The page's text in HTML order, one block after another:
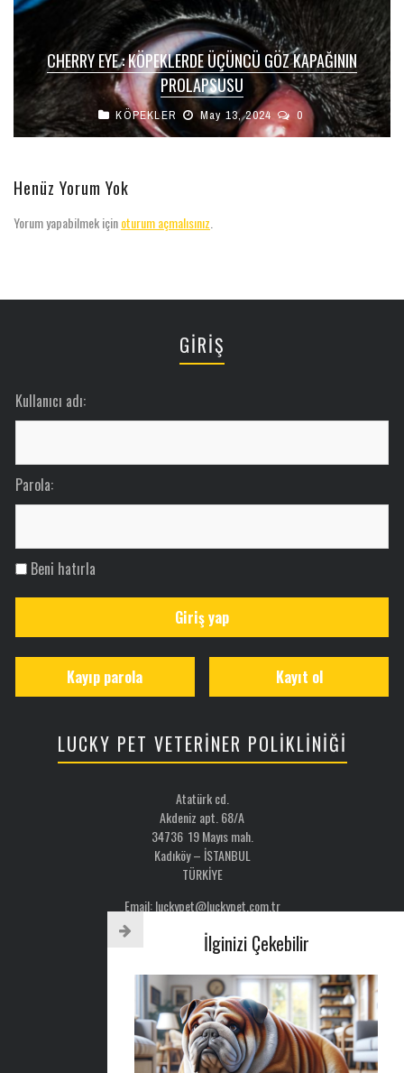
CHERRY EYE : KÖPEKLERDE ÜÇÜNCÜ GÖZ KAPAĞININ
PROLAPSUSU
KÖPEKLER May 13, 2024 0
Henüz Yorum Yok
Yorum yapabilmek içinoturum açmalısınız
İlginizi Çekebilir
GİRİŞ
Kullanıcı adı:
Parola:
Beni hatırla
Giriş yap
Kayıt ol
Kayıp parola
LUCKY PET VETERİNER POLİKLİNİĞİ
Atatürk cd.
Akdeniz apt. 68/A
34736 19 Mayıs mah.
Kadıköy – İSTANBUL
TÜRKİYE
Email: luckypet@luckypet.com.tr
Sosyal Medya: @luckypetveterinerklinigi
Tel : 0216 386 77 52
AYLIK BÜLTEN